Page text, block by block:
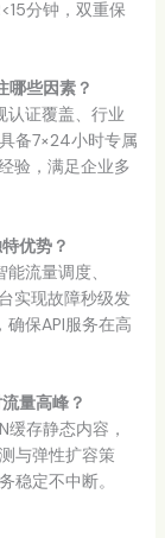
分钟，双重保
哪些因素？
认证覆盖、行业
备7×24小时专属
验，满足企业多
优势？
流量调度、
实现故障秒级发
保API服务在高
量高峰？
存静态内容，
与弹性扩容策
稳定不中断。